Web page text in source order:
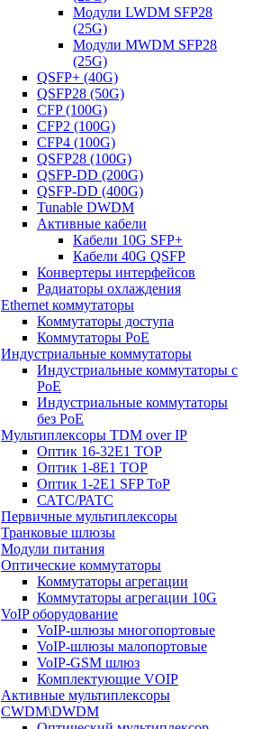
Модули LWDM SFP28
(25G)
Модули MWDM SFP28
(25G)
QSFP+ (40G)
QSFP28 (50G)
CFP (100G)
CFP2 (100G)
CFP4 (100G)
QSFP28 (100G)
QSFP-DD (200G)
QSFP-DD (400G)
Tunable DWDM
Активные кабели
Кабели 10G SFP+
Кабели 40G QSFP
Конвертеры интерфейсов
Радиаторы охлаждения
Ethernet коммутаторы
Коммутаторы доступа
Коммутаторы PoE
Индустриальные коммутаторы
Индустриальные коммутаторы с
PoE
Индустриальные коммутаторы
без PoE
Мультиплексоры TDM over IP
Оптик 16-32E1 TOP
Оптик 1-8E1 TOP
Оптик 1-2E1 SFP ToP
САТС/РАТС
Первичные мультиплексоры
Транковые шлюзы
Модули питания
Оптические коммутаторы
Коммутаторы агрегации
Коммутаторы агрегации 10G
VoIP оборудование
VoIP-шлюзы многопортовые
VoIP-шлюзы малопортовые
VoIP-GSM шлюз
Комплектующие VOIP
Активные мультиплексоры
CWDM\DWDM